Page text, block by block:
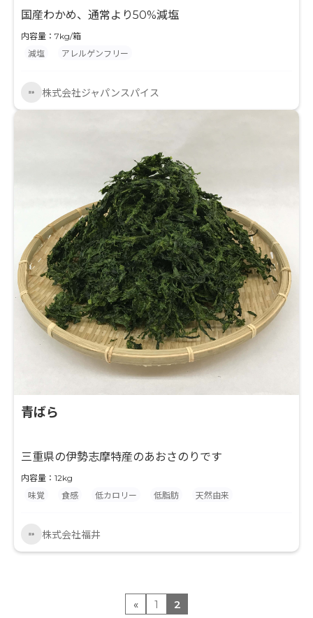
国産わかめ、通常より50%減塩
内容量：7kg/箱
減塩
アレルゲンフリー
株式会社ジャパンスパイス
青ばら
三重県の伊勢志摩特産のあおさのりです
内容量：12kg
味覚
食感 低カロリー 低脂肪 天然由来
株式会社福井
« 1 2